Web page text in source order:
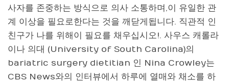
사자를 존중하는 방식으로 의사 소통하며,이 유일한 관
계 이상을 필요로한다는 것을 깨닫게됩니다. 직관적 인
친구가 나를 위해이 필요를 채우십시오!. 사우스 캐롤라
이나 의대 (University of South Carolina)의
bariatric surgery dietitian 인 Nina Crowley는
CBS News와의 인터뷰에서 하루에 열매와 채소를 하